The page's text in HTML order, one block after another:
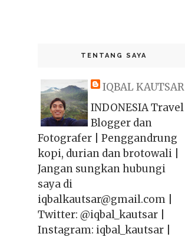
TENTANG SAYA
IQBAL KAUTSAR
INDONESIA Travel
Blogger dan
Fotografer | Penggandrung
kopi, durian dan brotowali |
Jangan sungkan hubungi
saya di
iqbalkautsar@gmail.com |
Twitter: @iqbal_kautsar |
Instagram: iqbal_kautsar |